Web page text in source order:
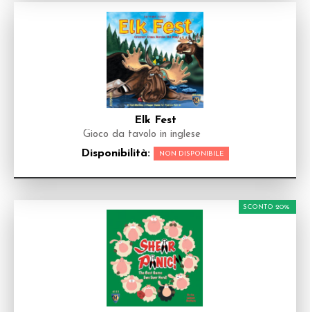
Elk Fest
Gioco da tavolo in inglese
Disponibilità: NON DISPONIBILE
SCONTO 20%